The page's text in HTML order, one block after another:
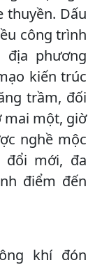
thuyền. Dấu
công trình
phương
kiến trúc
trầm, đối
mai một, giờ
nghề mộc
đổi mới, đa
điểm đến
khí đón